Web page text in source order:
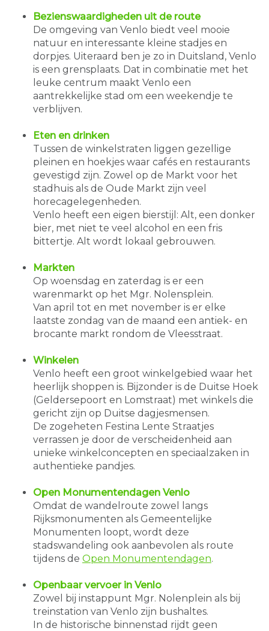
Bezienswaardigheden uit de route
De omgeving van Venlo biedt veel mooie
natuur en interessante kleine stadjes en
dorpjes. Uiteraard ben je zo in Duitsland, Venlo
is een grensplaats. Dat in combinatie met het
leuke centrum maakt Venlo een
aantrekkelijke stad om een weekendje te
verblijven.
Eten en drinken
Tussen de winkelstraten liggen gezellige
pleinen en hoekjes waar cafés en restaurants
gevestigd zijn. Zowel op de Markt voor het
stadhuis als de Oude Markt zijn veel
horecagelegenheden.
Venlo heeft een eigen bierstijl: Alt, een donker
bier, met niet te veel alcohol en een fris
bittertje. Alt wordt lokaal gebrouwen.
Markten
Op woensdag en zaterdag is er een
warenmarkt op het Mgr. Nolensplein.
Van april tot en met november is er elke
laatste zondag van de maand een antiek- en
brocante markt rondom de Vleesstraat.
Winkelen
Venlo heeft een groot winkelgebied waar het
heerlijk shoppen is. Bijzonder is de Duitse Hoek
(Geldersepoort en Lomstraat) met winkels die
gericht zijn op Duitse dagjesmensen.
De zogeheten Festina Lente Straatjes
verrassen je door de verscheidenheid aan
unieke winkelconcepten en speciaalzaken in
authentieke pandjes.
Open Monumentendagen Venlo
Omdat de wandelroute zowel langs
Rijksmonumenten als Gemeentelijke
Monumenten loopt, wordt deze
stadswandeling ook aanbevolen als route
tijdens de Open Monumentendagen.
Openbaar vervoer in Venlo
Zowel bij instappunt Mgr. Nolenplein als bij
treinstation van Venlo zijn bushaltes.
In de historische binnenstad rijdt geen